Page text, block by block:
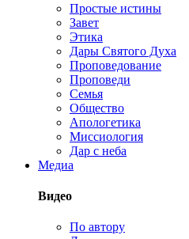
Простые истины
Завет
Этика
Дары Святого Духа
Проповедование
Проповеди
Семья
Общество
Апологетика
Миссиология
Дар с неба
Медиа
Видео
По автору